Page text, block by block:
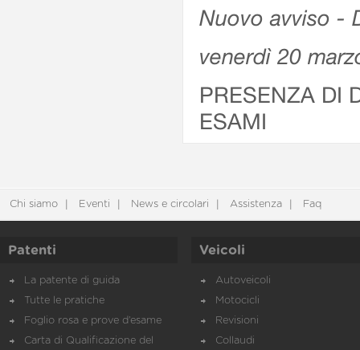
Nuovo avviso -
venerdì 20
PRESENZA DI
ESAMI
Chi siamo Eventi News e circolari Assistenza Faq
Patenti
La patente di guida
Tutte le pratiche
Foglio rosa e prove d’esame
Carta di Qualificazione del
Veicoli
Autoveicoli
Motocicli
Revisioni
Collaudi